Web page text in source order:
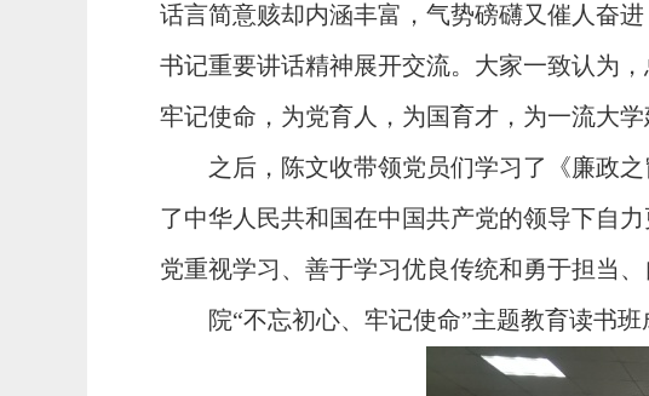
话言简意赅却内涵丰富，气势磅礴又催人奋
书记重要讲话精神展开交流。大家一致认为
牢记使命，为党育人，为国育才，为一流大
之后，陈文收带领党员们学习了《廉政之
了中华人民共和国在中国共产党的领导下自
党重视学习、善于学习优良传统和勇于担当、
院“不忘初心、牢记使命”主题教育读书